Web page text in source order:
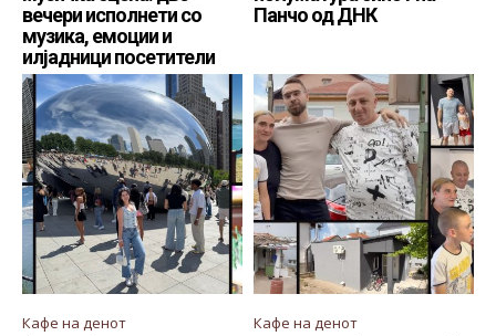
вечери исполнети со
музика, емоции и
илјадници посетители
Панчо од ДНК
Кафе на денот Кафе на денот